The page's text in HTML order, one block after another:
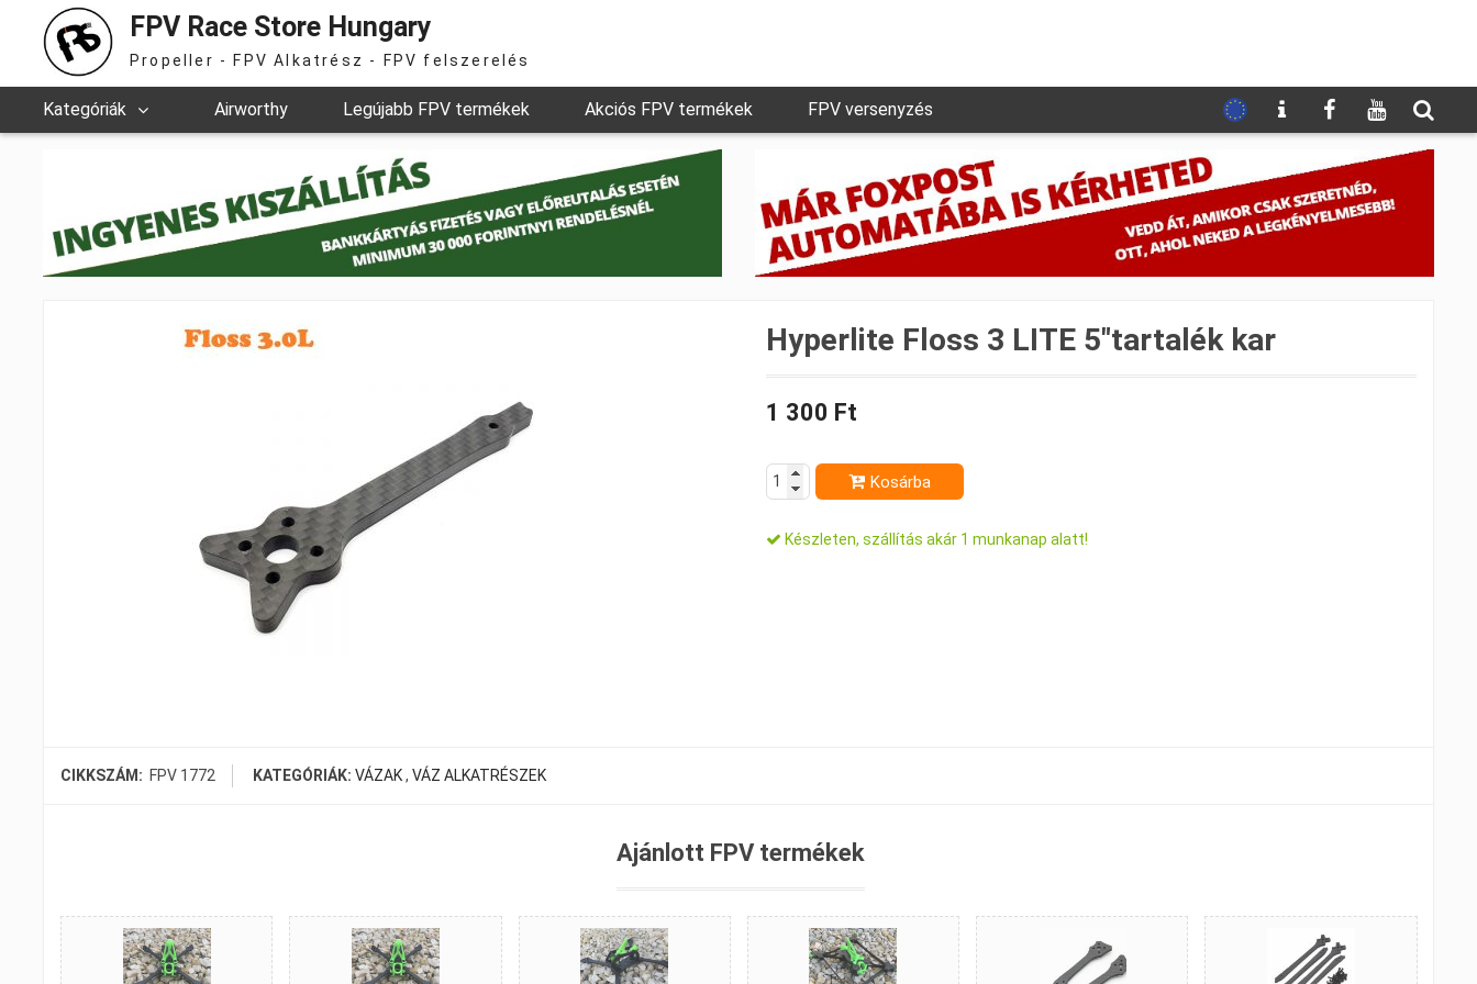
FPV Race Store Hungary
Propeller - FPV Alkatrész - FPV felszerelés
Kategóriák Airworthy Legújabb FPV termékek Akciós FPV termékek FPV versenyzés
Hyperlite Floss 3 LITE 5″tartalék kar
1 300 Ft
Kosárba
Készleten, szállítás akár 1 munkanap alatt!
CIKKSZÁM: FPV 1772 KATEGÓRIÁK: VÁZAK, VÁZ ALKATRÉSZEK
Ajánlott FPV termékek